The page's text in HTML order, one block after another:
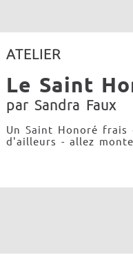
ATELIER
Le Saint
par Sandra Faux
Un Saint Honoré
d'ailleurs - allez